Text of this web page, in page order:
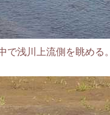
浅川上流側を眺める。